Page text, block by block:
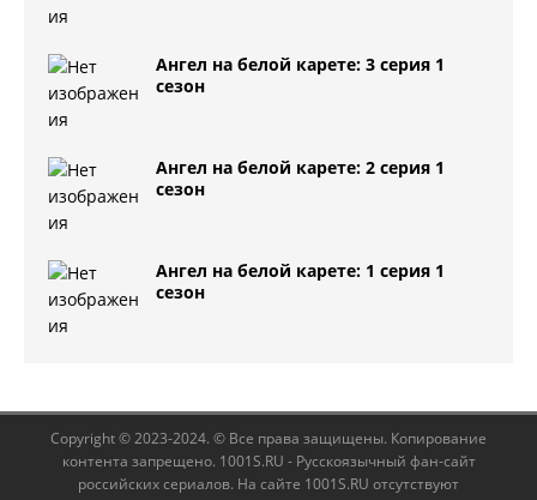
Ангел на белой карете: 3 серия 1
сезон
Ангел на белой карете: 2 серия 1
сезон
Ангел на белой карете: 1 серия 1
сезон
Copyright © 2023-2024. © Все права защищены. Копирование
контента запрещено. 1001S.RU - Русскоязычный фан-сайт
российских сериалов. На сайте 1001S.RU отсутствуют